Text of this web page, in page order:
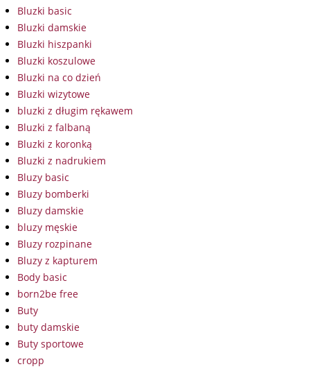
Bluzki basic
Bluzki damskie
Bluzki hiszpanki
Bluzki koszulowe
Bluzki na co dzień
Bluzki wizytowe
bluzki z długim rękawem
Bluzki z falbaną
Bluzki z koronką
Bluzki z nadrukiem
Bluzy basic
Bluzy bomberki
Bluzy damskie
bluzy męskie
Bluzy rozpinane
Bluzy z kapturem
Body basic
born2be free
Buty
buty damskie
Buty sportowe
cropp